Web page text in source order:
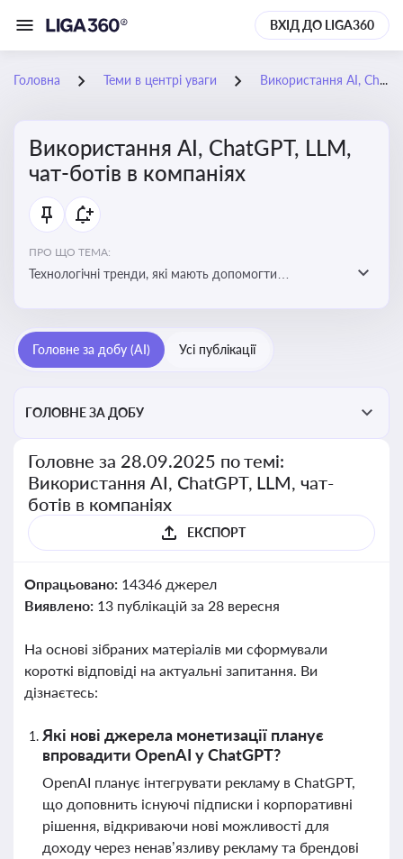
ВХІД ДО LIGA360
Головна Теми в центрі уваги Використання AI, ChatGPT, LLM, чат-ботів в компаніях
Використання AI, ChatGPT, LLM,
чат-ботів в компаніях
ПРО ЩО ТЕМА:
Технологічні тренди, які мають допомогти
ефективність і знизити витрати компаній
Головне за добу (AI) Усі публікації
ГОЛОВНЕ ЗА ДОБУ
Головне за 28.09.2025 по темі:
Використання AI, ChatGPT, LLM, чат-
ботів в компаніях
ЕКСПОРТ
Опрацьовано: 14346 джерел
Виявлено: 13 публікацій за 28 вересня
На основі зібраних матеріалів ми сформували
короткі відповіді на актуальні запитання. Ви
дізнаєтесь:
Які нові джерела монетизації планує
впровадити OpenAI у ChatGPT?
OpenAI планує інтегрувати рекламу в ChatGPT,
що доповнить існуючі підписки і корпоративні
рішення, відкриваючи нові можливості для
доходу через ненав’язливу рекламу та брендові